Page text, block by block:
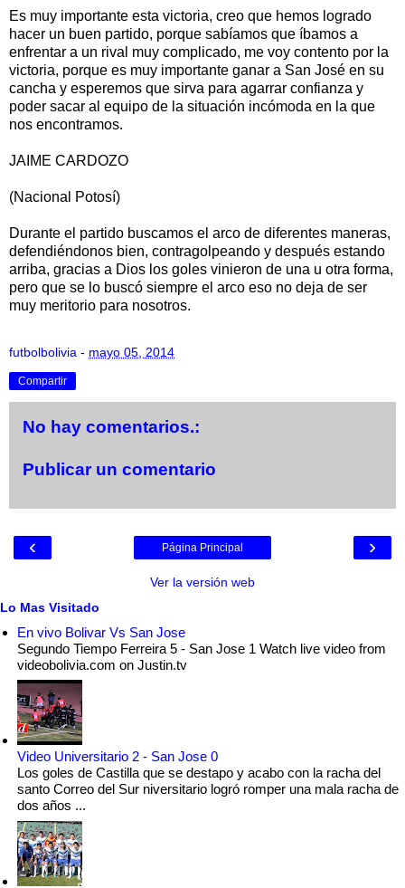
Es muy importante esta victoria, creo que hemos logrado
hacer un buen partido, porque sabíamos que íbamos a
enfrentar a un rival muy complicado, me voy contento por la
victoria, porque es muy importante ganar a San José en su
cancha y esperemos que sirva para agarrar confianza y
poder sacar al equipo de la situación incómoda en la que
nos encontramos.
JAIME CARDOZO
(Nacional Potosí)
Durante el partido buscamos el arco de diferentes maneras,
defendiéndonos bien, contragolpeando y después estando
arriba, gracias a Dios los goles vinieron de una u otra forma,
pero que se lo buscó siempre el arco eso no deja de ser
muy meritorio para nosotros.
futbolbolivia - mayo 05, 2014
Compartir
No hay comentarios.:
Publicar un comentario
‹ ›
Página Principal
Ver la versión web
Lo Mas Visitado
En vivo Bolivar Vs San Jose
Segundo Tiempo Ferreira 5 - San Jose 1 Watch live video from
videobolivia.com on Justin.tv
Video Universitario 2 - San Jose 0
Los goles de Castilla que se destapo y acabo con la racha del
santo Correo del Sur niversitario logró romper una mala racha de
dos años ...